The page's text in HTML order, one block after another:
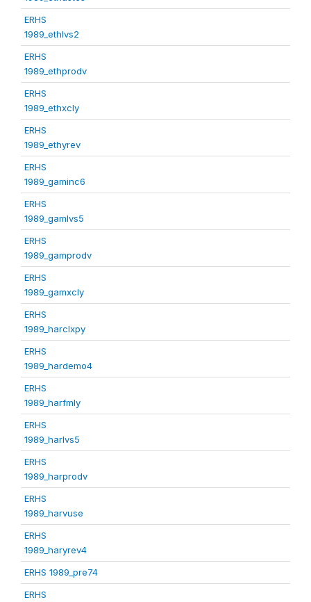
ERHS
1989_ethlvs2
ERHS
1989_ethprodv
ERHS
1989_ethxcly
ERHS
1989_ethyrev
ERHS
1989_gaminc6
ERHS
1989_gamlvs5
ERHS
1989_gamprodv
ERHS
1989_gamxcly
ERHS
1989_harclxpy
ERHS
1989_hardemo4
ERHS
1989_harfmly
ERHS
1989_harlvs5
ERHS
1989_harprodv
ERHS
1989_harvuse
ERHS
1989_haryrev4
ERHS 1989_pre74
ERHS